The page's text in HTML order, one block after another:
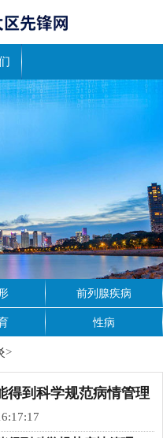
前列腺疾病
性病
>
得到科学规范病情管理